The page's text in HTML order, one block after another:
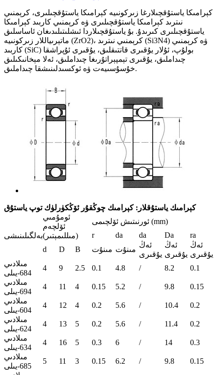
كېرامىكا ياستۇقچىلارغا زىركونىيە كېرامىكا ياستۇقچىلىرى، كرېمنىي
نىترىد كېرامىكا ياستۇقچىلىرى ۋە كرېمنىي كاربىد كېرامىكا
ياستۇقچىلىرى كىرىدۇ. بۇ ياستۇقچىلاردا ئىشلىتىلىدىغان ئاساسلىق
ماتېرىياللار زىركونىيە (ZrO2)، كرېمنىي نىترىد (Si3N4) ۋە كرېمنىي
كاربىد (SiC) بولۇپ، ئۇلار يۇقىرى قاتتىقلىق، يۇقىرى ئۇپراشقا
چىداملىق، يۇقىرى تېمپېراتۇرىغا چىداملىق، ئەلا مېخانىكىلىق
خۇسۇسىيەت ۋە ئوكسىدلىنىشقا چىداملىق.
كېرامىك ياستۇقلار: كېرامىك چوڭقۇر ئۆڭكۈرلۈك توپ ياستۇق
بەلگىلىنىشى
ئومۇمىي
ئۆلچەم
ئورنىتىش ئۆلچىمى (mm)
(مىللىمېتىر)
r da da Da
ra
d
D B مىنۇت مىنۇت
ئەڭ
يۇقىرى
ئەڭ
يۇقىرى
ئەڭ
يۇقىرى
مىلادىي
684-يىلى
4 9 2.5 0.1 4.8 / 8.2
0.1
مىلادىي
694-يىلى
4 11 4 0.15 5.2 / 9.8
0.15
مىلادىي
604-يىلى
4 12 4 0.2 5.6 / 10.4
0.2
مىلادىي
624-يىلى
4 13 5 0.2 5.6 / 11.4
0.2
مىلادىي
634-يىلى
4 16 5 0.3 6 / 14
0.3
مىلادىي
685-يىلى
5 11 3 0.15 6.2 / 9.8
0.15